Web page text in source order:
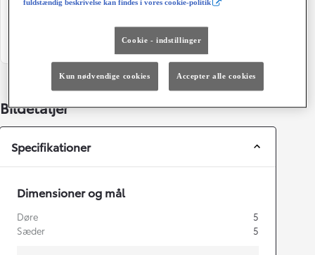
Bildetaljer
Specifikationer
Dimensioner og mål
Døre
5
Sæder
5
fuldstændig beskrivelse kan findes i vores cookie-politik
Cookie - indstillinger
Kun nødvendige cookies Accepter alle cookies